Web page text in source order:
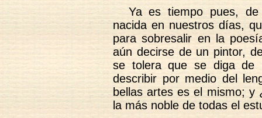
Ya es tiempo pues,
nacida en nuestros días,
para sobresalir en la
aún decirse de un pintor,
se tolera que se diga de
describir por medio del
bellas artes es el mismo; y
la más noble de todas el